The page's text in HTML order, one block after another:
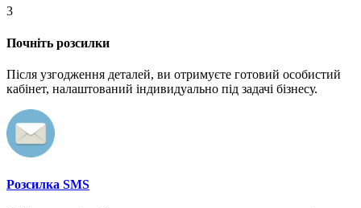
3
Почніть розсилки
Після узгодження деталей, ви отримуєте готовий особистий
кабінет, налаштований індивидуально під задачі бізнесу.
Розсилка SMS